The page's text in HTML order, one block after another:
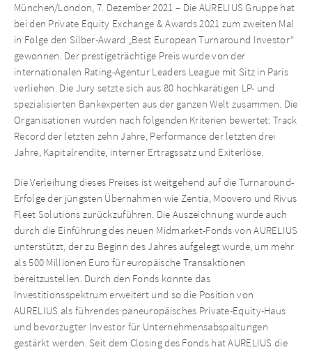
München/London, 7. Dezember 2021 – Die AURELIUS Gruppe hat
bei den Private Equity Exchange & Awards 2021 zum zweiten Mal
in Folge den Silber-Award „Best European Turnaround Investor“
gewonnen. Der prestigeträchtige Preis wurde von der
internationalen Rating-Agentur Leaders League mit Sitz in Paris
verliehen. Die Jury setzte sich aus 80 hochkarätigen LP- und
spezialisierten Bankexperten aus der ganzen Welt zusammen. Die
Organisationen wurden nach folgenden Kriterien bewertet: Track
Record der letzten zehn Jahre, Performance der letzten drei
Jahre, Kapitalrendite, interner Ertragssatz und Exiterlöse.
Die Verleihung dieses Preises ist weitgehend auf die Turnaround-
Erfolge der jüngsten Übernahmen wie Zentia, Moovero und Rivus
Fleet Solutions zurückzuführen. Die Auszeichnung wurde auch
durch die Einführung des neuen Midmarket-Fonds von AURELIUS
unterstützt, der zu Beginn des Jahres aufgelegt wurde, um mehr
als 500 Millionen Euro für europäische Transaktionen
bereitzustellen. Durch den Fonds konnte das
Investitionsspektrum erweitert und so die Position von
AURELIUS als führendes paneuropäisches Private-Equity-Haus
und bevorzugter Investor für Unternehmensabspaltungen
gestärkt werden. Seit dem Closing des Fonds hat AURELIUS die